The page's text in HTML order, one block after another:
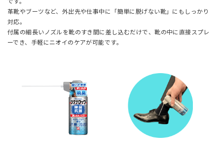
革靴やブーツなど、外出先や仕事中に「簡単に脱げない靴」にもしっかり
対応。
付属の細長いノズルを靴のすき間に差し込むだけで、靴の中に直接スプレ
ーでき、手軽にニオイのケアが可能です。